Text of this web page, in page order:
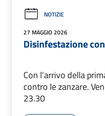
NOTIZIE
27 MAGGIO 2026
Disinfestazione
Con l'arrivo della
contro le zanzare.
23.30